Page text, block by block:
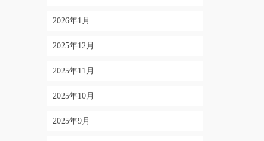
2026年1月
2025年12月
2025年11月
2025年10月
2025年9月